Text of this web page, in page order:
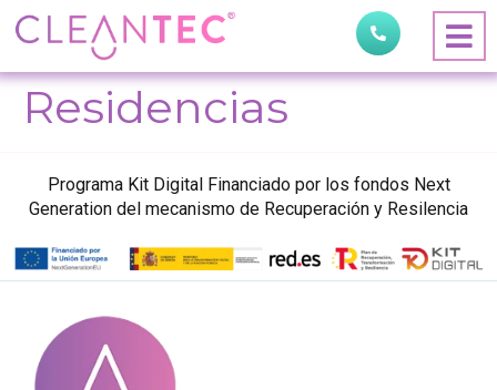
Residencias
Programa Kit Digital Financiado por los fondos Next
Generation del mecanismo de Recuperación y Resilencia